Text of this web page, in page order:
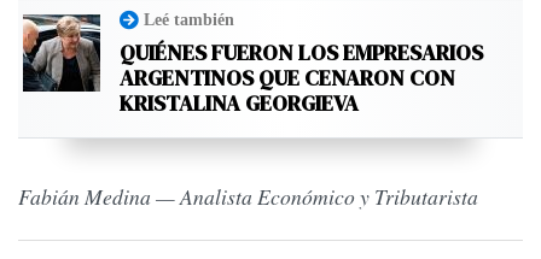
Leé también
QUIÉNES FUERON LOS EMPRESARIOS
ARGENTINOS QUE CENARON CON
KRISTALINA GEORGIEVA
Fabián Medina — Analista Económico y Tributarista